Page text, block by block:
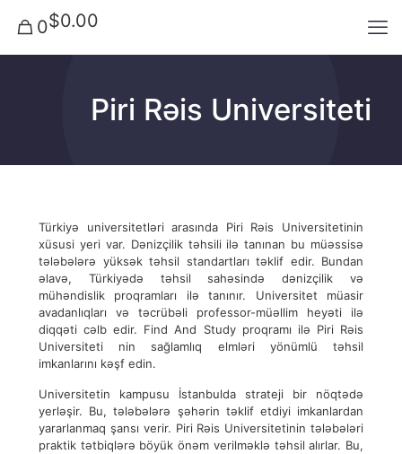
0$0.00
Piri Rəis Universiteti
Türkiyə universitetləri arasında Piri Rəis Universitetinin
xüsusi yeri var. Dənizçilik təhsili ilə tanınan bu müəssisə
tələbələrə yüksək təhsil standartları təklif edir. Bundan
əlavə, Türkiyədə təhsil sahəsində dənizçilik və
mühəndislik proqramları ilə tanınır. Universitet müasir
avadanlıqları və təcrübəli professor-müəllim heyəti ilə
diqqəti cəlb edir. Find And Study proqramı ilə Piri Rəis
Universiteti nin sağlamlıq elmləri yönümlü təhsil
imkanlarını kəşf edin.
Universitetin kampusu İstanbulda strateji bir nöqtədə
yerləşir. Bu, tələbələrə şəhərin təklif etdiyi imkanlardan
yararlanmaq şansı verir. Piri Rəis Universitetinin tələbələri
praktik tətbiqlərə böyük önəm verilməklə təhsil alırlar. Bu,